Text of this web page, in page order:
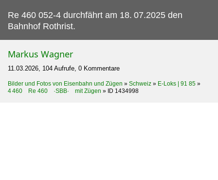
Re 460 052-4 durchfährt am 18. 07.2025 den
Bahnhof Rothrist.
Markus Wagner
11.03.2026, 104 Aufrufe, 0 Kommentare
Bilder und Fotos von Eisenbahn und Zügen » Schweiz » E-Loks | 91 85 »
4 460 Re 460 ·SBB· mit Zügen » ID 1434998